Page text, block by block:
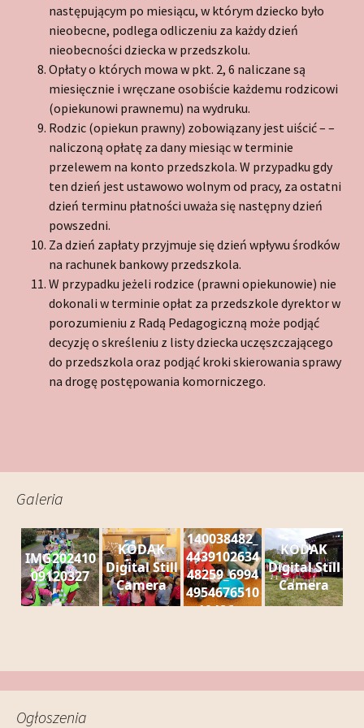
następującym po miesiącu, w którym dziecko było
nieobecne, podlega odliczeniu za każdy dzień
nieobecności dziecka w przedszkolu.
Opłaty o których mowa w pkt. 2, 6 naliczane są
miesięcznie i wręczane osobiście każdemu rodzicowi
(opiekunowi prawnemu) na wydruku.
Rodzic (opiekun prawny) zobowiązany jest uiścić – –
naliczoną opłatę za dany miesiąc w terminie
przelewem na konto przedszkola. W przypadku gdy
ten dzień jest ustawowo wolnym od pracy, za ostatni
dzień terminu płatności uważa się następny dzień
powszedni.
Za dzień zapłaty przyjmuje się dzień wpływu środków
na rachunek bankowy przedszkola.
W przypadku jeżeli rodzice (prawni opiekunowie) nie
dokonali w terminie opłat za przedszkole dyrektor w
porozumieniu z Radą Pedagogiczną może podjąć
decyzję o skreśleniu z listy dziecka uczęszczającego
do przedszkola oraz podjąć kroki skierowania sprawy
na drogę postępowania komorniczego.
Galeria
IMG202410
09120327
KODAK
Digital Still
Camera
140038482_
4439102634
48259_6994
4954676510
10486_n
KODAK
Digital Still
Camera
Ogłoszenia